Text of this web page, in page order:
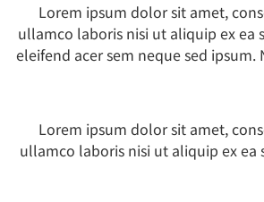
Lorem ipsum dolor sit amet,
ullamco laboris nisi ut aliquip ex
eleifend acer sem neque sed
Lorem ipsum dolor sit amet,
ullamco laboris nisi ut aliquip ex